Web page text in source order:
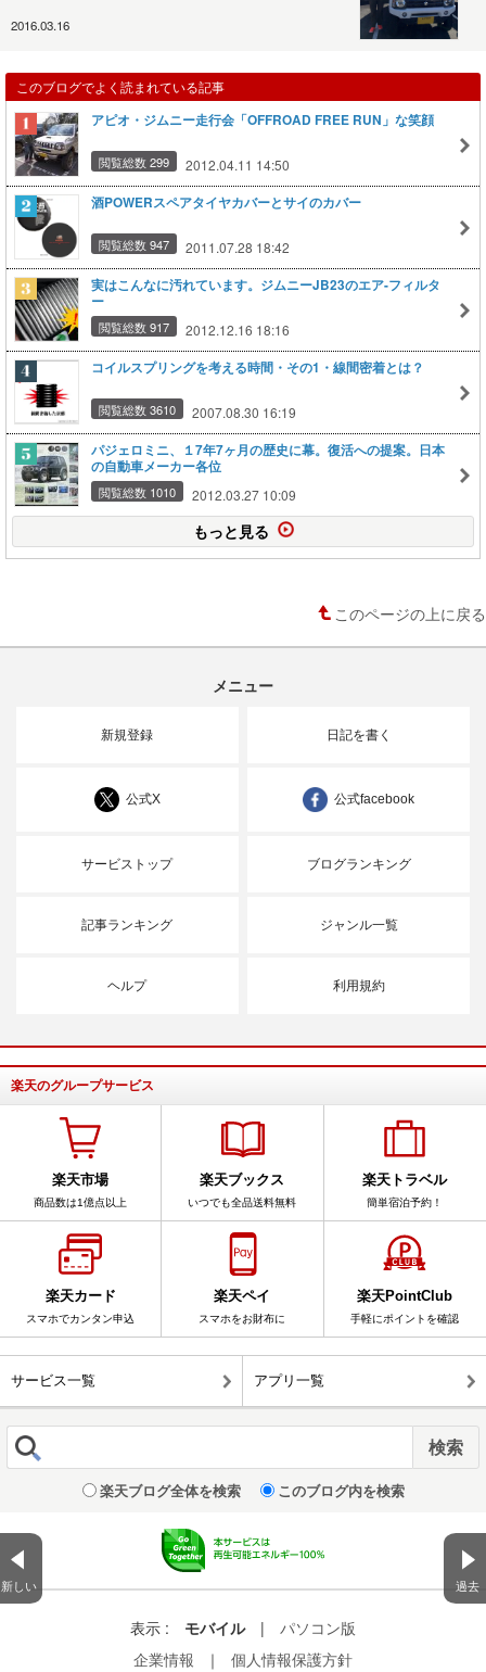
新しい 過去
2016.03.16
このブログでよく読まれている記事
アピオ・ジムニー走行会「OFFROAD FREE RUN」な笑顔
閲覧総数 299 2012.04.11 14:50
酒POWERスペアタイヤカバーとサイのカバー
閲覧総数 947 2011.07.28 18:42
実はこんなに汚れています。ジムニーJB23のエア-フィルタ
ー
閲覧総数 917 2012.12.16 18:16
コイルスプリングを考える時間・その1・線間密着とは？
閲覧総数 3610 2007.08.30 16:19
パジェロミニ、１7年7ヶ月の歴史に幕。復活への提案。日本
の自動車メーカー各位
閲覧総数 1010 2012.03.27 10:09
もっと見る
このページの上に戻る
メニュー
新規登録 日記を書く
公式X 公式facebook
サービストップ ブログランキング
記事ランキング ジャンル一覧
ヘルプ 利用規約
楽天のグループサービス
楽天市場
商品数は1億点以上
楽天ブックス
いつでも全品送料無料
楽天トラベル
簡単宿泊予約！
楽天カード
スマホでカンタン申込
楽天ペイ
スマホをお財布に
楽天PointClub
手軽にポイントを確認
サービス一覧 アプリ一覧
楽天ブログ全体を検索 このブログ内を検索
表示 : モバイル |
パソコン版
企業情報
｜ 個人情報保護方針